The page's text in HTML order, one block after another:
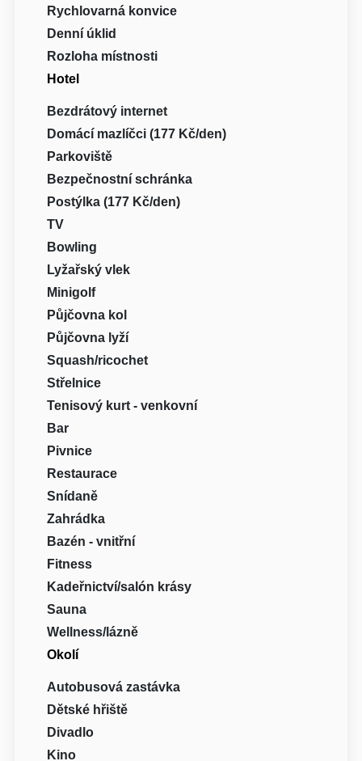
Rychlovarná konvice
Denní úklid
Rozloha místnosti
Hotel
Bezdrátový internet
Domácí mazlíčci (177 Kč/den)
Parkoviště
Bezpečnostní schránka
Postýlka (177 Kč/den)
TV
Bowling
Lyžařský vlek
Minigolf
Půjčovna kol
Půjčovna lyží
Squash/ricochet
Střelnice
Tenisový kurt - venkovní
Bar
Pivnice
Restaurace
Snídaně
Zahrádka
Bazén - vnitřní
Fitness
Kadeřnictví/salón krásy
Sauna
Wellness/lázně
Okolí
Autobusová zastávka
Dětské hřiště
Divadlo
Kino